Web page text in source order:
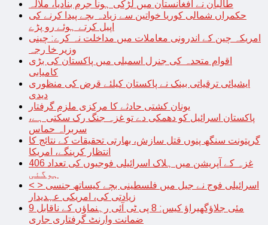
طالبان نے افغانستان میں لڑکی ہونا جرم بنادیا، ملالہ
حکمراں شمالی کوریا خواتین سے زیادہ بچے پیدا کرنے کی
اپیل کرتے ہوئے رو پڑے
امریکہ چین کے اندرونی معاملات میں مداخلت نہ کرے: چینی
وزیر خا رجہ
اقوام متحدہ کی جنرل اسمبلی میں پاکستان کی بڑی
کامیابی
ایشیائی ترقیاتی بینک نے پاکستان کیلئے قرض کی منظوری
دیدی
یونان کشتی حادثے کا مرکزی ملزم گرفتار
پاکستان اسرائیل کو دھمکی دے تو غزہ جنگ رک سکتی ہے،
سربراہ حماس
گرپتونت سنگھ پنوں قتل سازش، بھارتی تحقیقات کے نتائج کا
انتظار کرینگے، امریکا
غزہ کے آپریشن میں ہلاک اسرائیلی فوجیوں کی تعداد 406
ہوگئی
< > اسرائیلی فوج نے جیل میں فلسطینی بچے کیساتھ جنسی
زیادتی کی، امریکی عہدیدار
9 مئی جلاؤگھیراؤ کیس: 8 پی ٹی آئی رہنماؤں کے ناقابل
ضمانت وارنٹ گرفتاری جاری